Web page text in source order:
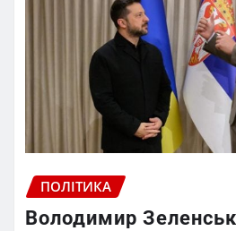
ПОЛІТИКА
Володимир